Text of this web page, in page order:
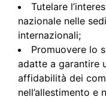
Tutelare
nazionale nelle
internazionali;
Promuovere lo
adatte a garantire
affidabilità dei
nell’allestimento e